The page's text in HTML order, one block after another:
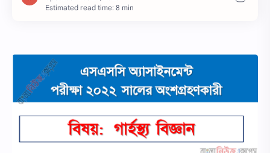
Estimated read time: 8 min